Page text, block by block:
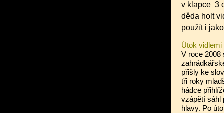
v klapce 3
děda holt
použít i
Útok
V roce 2008
přišly ke
tři roky
hádce
vzápětí sáhl
hlavy. Po